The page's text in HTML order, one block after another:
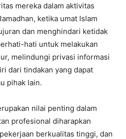
mereka dalam aktivitas
ketika umat Islam
dan menghindari ketidak
hati untuk melakukan
melindungi privasi informasi
dari tindakan yang dapat
pihak lain.
nilai penting dalam
profesional diharapkan
berkualitas tinggi, dan